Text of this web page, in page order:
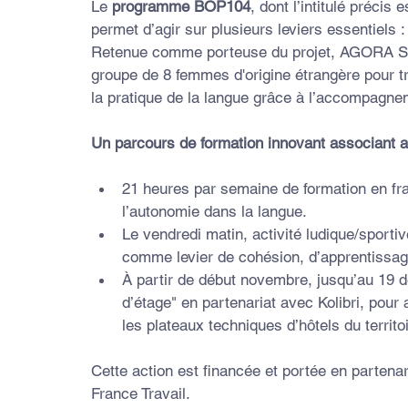
Le programme BOP104, dont l’intitulé précis
permet d’agir sur plusieurs leviers essentiels
Retenue comme porteuse du projet,
groupe de 8 femmes d'origine étrangère
la pratique de la langue grâce à
Un parcours de formation innovant associant
21 heures par semaine de formation en
l’autonomie dans la langue.
Le vendredi matin, activité ludique/
comme levier de cohésion,
À partir de début novembre, jusqu’au 19
d’étage" en partenariat avec Kolibri,
les plateaux techniques d’hôtels du
Cette action est financée et portée en
France Travail.